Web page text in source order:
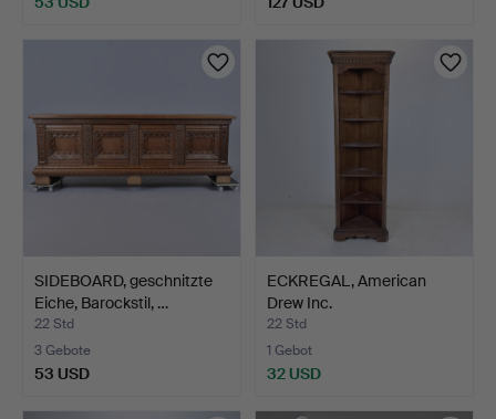
SIDEBOARD, geschnitzte
Eiche, Barockstil, …
22 Std
3 Gebote
53 USD
ECKREGAL, American
Drew Inc.
22 Std
1 Gebot
32 USD